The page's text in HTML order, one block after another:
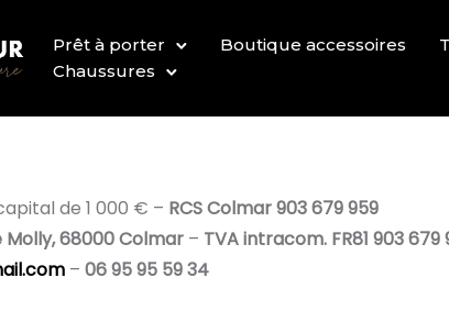
Prêt à porter Boutique accessoires
Chaussures
de 1 000 € – RCS Colmar 903 679 959
Molly, 68000 Colmar – TVA intracom. FR81 903 679
– 06 95 95 59 34